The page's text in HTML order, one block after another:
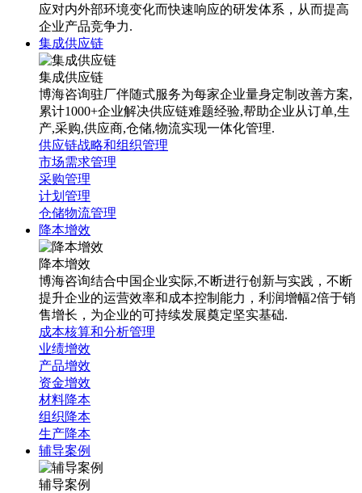
应对内外部环境变化而快速响应的研发体系，从而提高
企业产品竞争力.
集成供应链
集成供应链
博海咨询驻厂伴随式服务为每家企业量身定制改善方案,
累计1000+企业解决供应链难题经验,帮助企业从订单,生
产,采购,供应商,仓储,物流实现一体化管理.
供应链战略和组织管理
市场需求管理
采购管理
计划管理
仓储物流管理
降本增效
降本增效
博海咨询结合中国企业实际,不断进行创新与实践，不断
提升企业的运营效率和成本控制能力，利润增幅2倍于销
售增长，为企业的可持续发展奠定坚实基础.
成本核算和分析管理
业绩增效
产品增效
资金增效
材料降本
组织降本
生产降本
辅导案例
辅导案例